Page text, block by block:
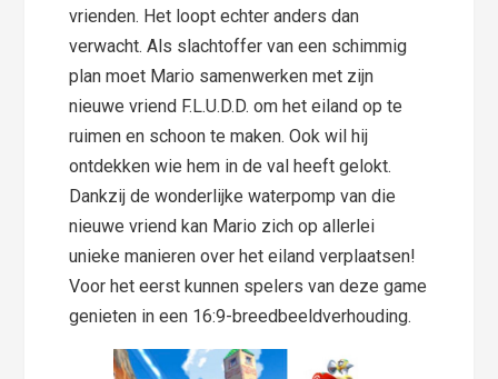
vrienden. Het loopt echter anders dan
verwacht. Als slachtoffer van een schimmig
plan moet Mario samenwerken met zijn
nieuwe vriend F.L.U.D.D. om het eiland op te
ruimen en schoon te maken. Ook wil hij
ontdekken wie hem in de val heeft gelokt.
Dankzij de wonderlijke waterpomp van die
nieuwe vriend kan Mario zich op allerlei
unieke manieren over het eiland verplaatsen!
Voor het eerst kunnen spelers van deze game
genieten in een 16:9-breedbeeldverhouding.